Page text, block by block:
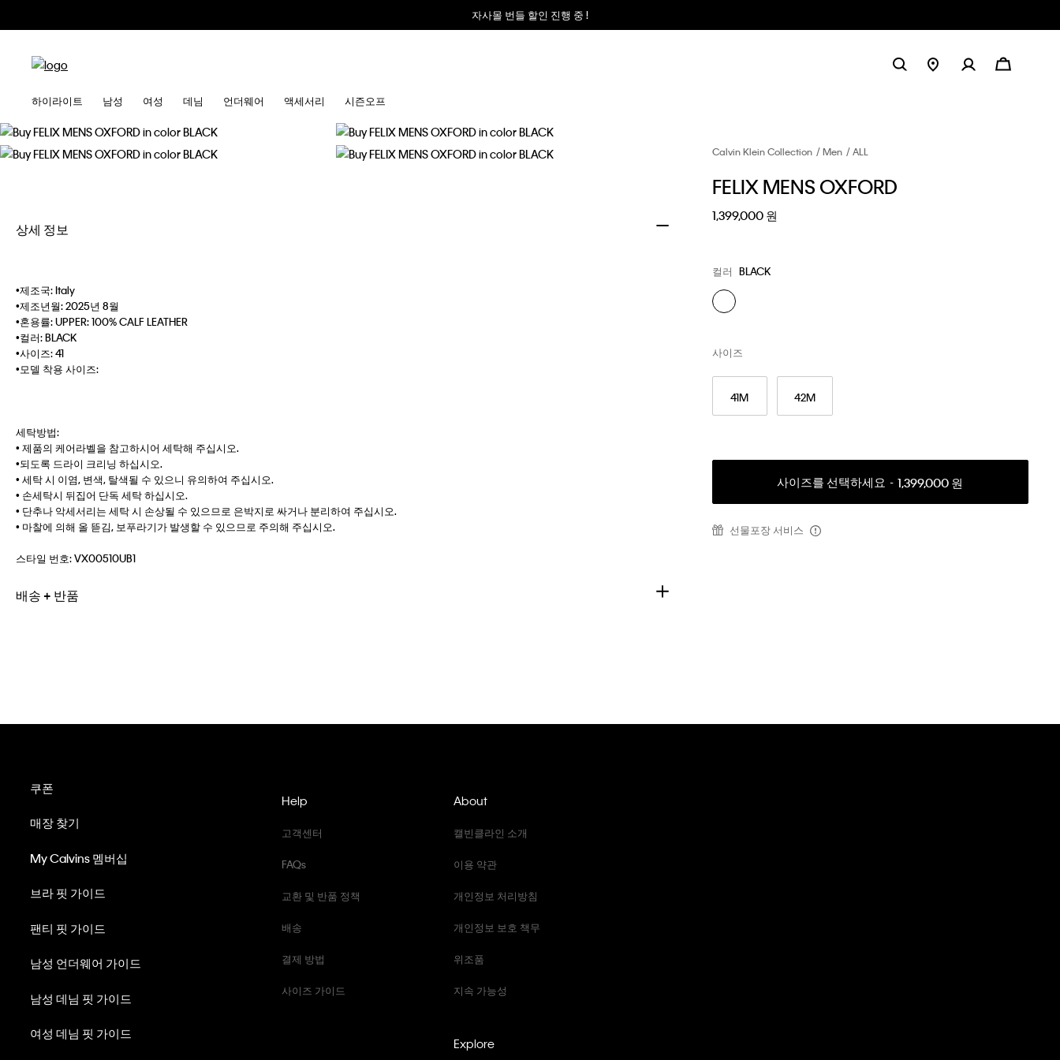
자사몰 번들 할인 진행 중 !
하이라이트 남성 여성 데님 언더웨어 액세서리 시즌오프
상세 정보
•제조국: Italy
•제조년월: 2025년 8월
•혼용률: UPPER: 100% CALF LEATHER
•컬러: BLACK
•사이즈: 41
•모델 착용 사이즈:
세탁방법:
• 제품의 케어라벨을 참고하시어 세탁해 주십시오.
•되도록 드라이 크리닝 하십시오.
• 세탁 시 이염, 변색, 탈색될 수 있으니 유의하여 주십시오.
• 손세탁시 뒤집어 단독 세탁 하십시오.
• 단추나 악세서리는 세탁 시 손상될 수 있으므로 은박지로 싸거나 분리하여 주십시오.
• 마찰에 의해 올 뜯김, 보푸라기가 발생할 수 있으므로 주의해 주십시오.
스타일 번호:VX00510UB1
배송 + 반품
Calvin Klein Collection Men ALL
FELIX MENS OXFORD
1,399,000 원
컬러 BLACK
41M 42M
사이즈
사이즈를 선택하세요 1,399,000 원
선물포장 서비스
Help
고객센터
FAQs
교환 및 반품 정책
배송
결제 방법
사이즈 가이드
쿠폰
매장 찾기
My Calvins 멤버십
브라 핏 가이드
팬티 핏 가이드
남성 언더웨어 가이드
남성 데님 핏 가이드
여성 데님 핏 가이드
Explore
About
캘빈클라인 소개
이용 약관
개인정보 처리방침
개인정보 보호 책무
위조품
지속 가능성